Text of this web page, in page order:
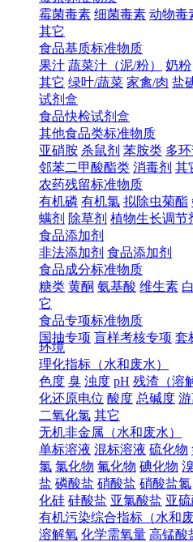
霉菌毒素 细菌毒素 动物毒
其它
食品基质标准物质
果汁 蔬菜汁（泥/粉） 奶粉
其它 绿叶/蔬菜 家禽/肉 盐
试剂盒
食品快检试剂盒
其他食品类标准物质
亚硝胺 杀鼠剂 苯胺类 多
邻苯二甲酸酯类 消毒剂 其
农药残留标准物质
有机磷 有机氯 拟除虫菊酯
螨剂 除草剂 植物生长调节
食品添加剂
非法添加剂 食品添加剂
食品成分标准物质
糖类 黄酮 氨基酸 维生素
它
食品专项标准物质
国抽专项 盲样考核专项 套
环境
理化指标（水和废水）
色度 臭 浊度 pH 残渣（溶
化还原电位 酸度 总碱度
二氧化氯 其它
无机非金属（水和废水）
单标溶液 混标溶液 硫化物
氯 氯化物 氟化物 碘化物
盐 磷酸盐 硝酸盐 硝酸盐氮
化硅 硅酸盐 亚氯酸盐 亚
有机污染综合指标（水和废
溶解氧 化学需氧量 高锰酸